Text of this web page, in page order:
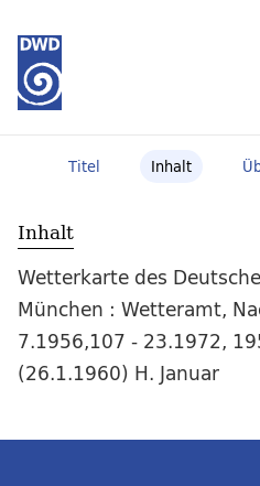
Titel Inhalt
Inhalt
Wetterkarte des
München : Wetteramt,
7.1956,107 - 23.1972,
(26.1.1960) H. Januar